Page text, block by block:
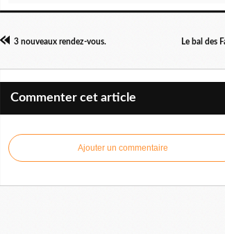
3 nouveaux rendez-vous. Le bal des
Commenter cet article
Ajouter un commentaire